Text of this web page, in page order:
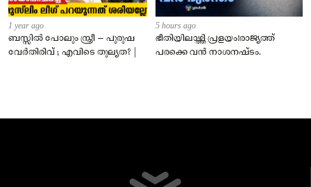
1 year ago
ബസ്സിൽ പോലും സ്ത്രീ – പുരുഷ
വേർതിരിവ് ; എവിടെ തുല്യത? |
5 hours ago
ഭീതിയിലാഴ്ത്തി പ്രളയം!രാജ്യത്ത്
പരക്കെ വൻ നാശനഷ്ടം.